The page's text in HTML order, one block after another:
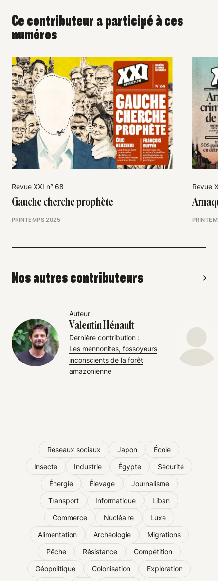
Ce contributeur a participé à ces
numéros
Revue XXI n° 68
Gauche cherche prophète
PRINTEMPS 2025
Revue
Nos autres contributeurs
Auteur
Valentin Hénault
Dernière contribution :
Les mennonites, fossoyeurs
inconscients de la forêt
amazonienne
Réseaux sociaux Japon École
Insecte Industrie Égypte Sécurité
Énergie Élevage Journalisme
Transport Informatique Liban
Commerce Nucléaire Luxe
Alimentation Archéologie Migrations
Pêche Résistance Compétition
Géopolitique Colonisation Exploration